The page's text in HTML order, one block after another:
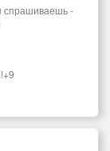
спрашиваешь -